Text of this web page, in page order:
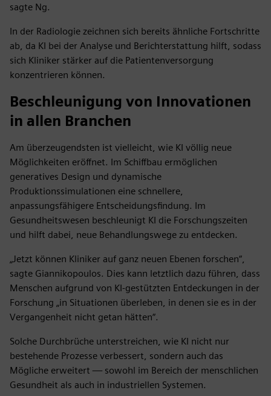
sagte Ng.
In der Radiologie zeichnen sich bereits ähnliche Fortschritte
ab, da KI bei der Analyse und Berichterstattung hilft, sodass
sich Kliniker stärker auf die Patientenversorgung
konzentrieren können.
Beschleunigung von Innovationen
in allen Branchen
Am überzeugendsten ist vielleicht, wie KI völlig neue
Möglichkeiten eröffnet. Im Schiffbau ermöglichen
generatives Design und dynamische
Produktionssimulationen eine schnellere,
anpassungsfähigere Entscheidungsfindung. Im
Gesundheitswesen beschleunigt KI die Forschungszeiten
und hilft dabei, neue Behandlungswege zu entdecken.
„Jetzt können Kliniker auf ganz neuen Ebenen forschen“,
sagte Giannikopoulos. Dies kann letztlich dazu führen, dass
Menschen aufgrund von KI-gestützten Entdeckungen in der
Forschung „in Situationen überleben, in denen sie es in der
Vergangenheit nicht getan hätten“.
Solche Durchbrüche unterstreichen, wie KI nicht nur
bestehende Prozesse verbessert, sondern auch das
Mögliche erweitert — sowohl im Bereich der menschlichen
Gesundheit als auch in industriellen Systemen.